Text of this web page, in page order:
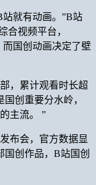
就有动画。”B站
合视频平台，
国创动画决定了壁
，累计观看时长超
创重要分水岭，
主流。 ”
布会，官方数据显
国创作品，B站国创